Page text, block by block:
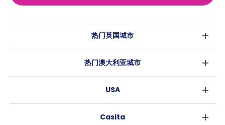
热门英国城市
伦敦
爱丁堡
热门澳大利亚城市
布里斯班
USA
Casita